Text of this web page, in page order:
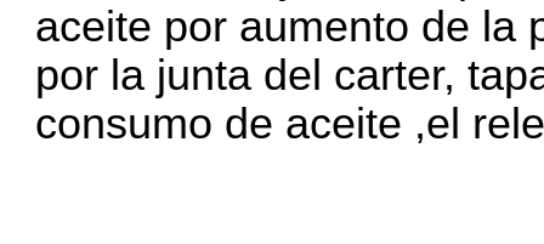
aceite por aumento de la
por la junta del carter,
consumo de aceite ,el